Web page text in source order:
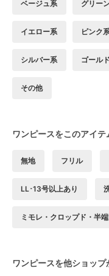
ベージュ系 グリー
イエロー系 ピンク
シルバー系 ゴール
その他
ワンピースをこのアイ
無地 フリル
LL･13号以上あり
ミモレ・クロップド・半
ワンピースを他ショップ